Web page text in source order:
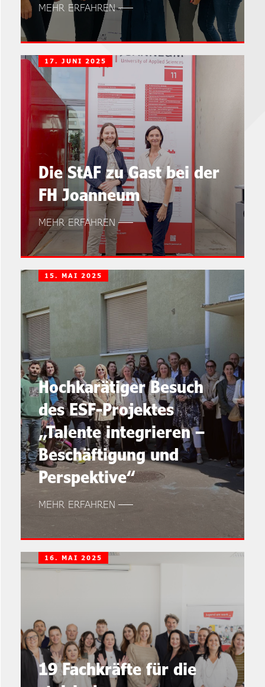
MEHR ERFAHREN
Die StAF zu Gast bei der
FH Joanneum
17. JUNI 2025
MEHR ERFAHREN
Hochkarätiger Besuch
des ESF-Projektes
„Talente integrieren –
Beschäftigung und
Perspektive“
15. MAI 2025
MEHR ERFAHREN
19 Fachkräfte für die
16. MAI 2025